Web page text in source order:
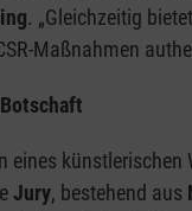
. „Gleichzeitig
Maßnahmen
eines
Jury, bestehend aus